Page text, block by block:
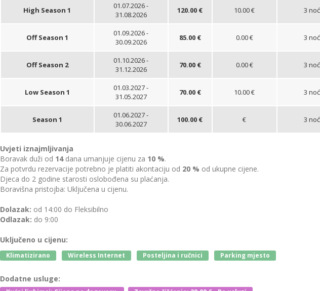
High Season 1
01.07.2026 -
31.08.2026
120.00 € 10.00 € 3
Off Season 1
01.09.2026 -
30.09.2026
85.00 € 0.00 € 3
Off Season 2
01.10.2026 -
31.12.2026
70.00 € 0.00 € 3
Low Season 1
01.03.2027 -
31.05.2027
70.00 € 10.00 € 3
Season 1
01.06.2027 -
30.06.2027
100.00 € € 3
Uvjeti iznajmljivanja
Boravak duži od 14dana umanjuje cijenu za 10 %.
Za potvrdu rezervacije potrebno je platiti akontaciju od 20 % od ukupne cijene.
Djeca do 2 godine starosti oslobođena su plaćanja.
Boravišna pristojba: Uključena u cijenu.
Dolazak: od 14:00 do Fleksibilno
Odlazak: do 9:00
Uključeno u cijenu:
Klimatizirano Wireless Internet Posteljina i ručnici Parking mjesto
Dodatne usluge: